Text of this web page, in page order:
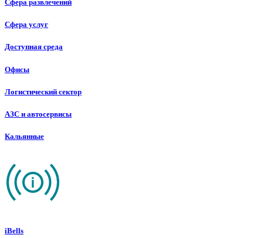
Сфера развлечений
Сфера услуг
Доступная среда
Офисы
Логистический сектор
АЗС и автосервисы
Кальянные
iBells